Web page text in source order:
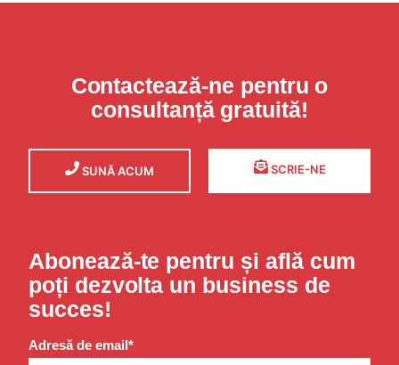
Contactează-ne pentru o
consultanță gratuită!
SUNĂ ACUM SCRIE-NE
Abonează-te pentru și află cum
poți dezvolta un business de
succes!
Adresă de email*